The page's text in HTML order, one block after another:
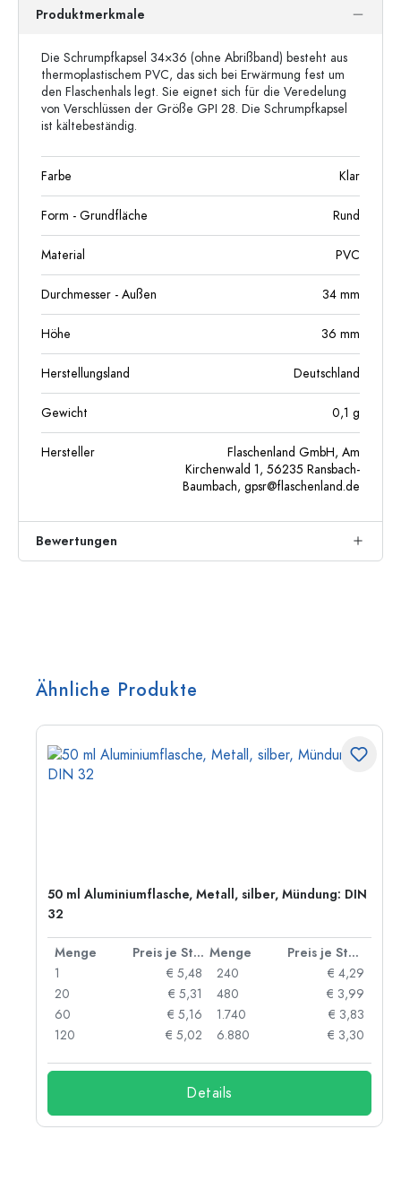
Produktmerkmale
Die Schrumpfkapsel 34×36 (ohne Abrißband) besteht aus
thermoplastischem PVC, das sich bei Erwärmung fest um
den Flaschenhals legt. Sie eignet sich für die Veredelung
von Verschlüssen der Größe GPI 28. Die Schrumpfkapsel
ist kältebeständig.
Farbe Klar
Form - Grundfläche Rund
Material PVC
Durchmesser - Außen 34 mm
Höhe 36 mm
Herstellungsland Deutschland
Gewicht 0,1 g
Hersteller
Flaschenland GmbH, Am
Kirchenwald 1, 56235 Ransbach-
Baumbach, gpsr@flaschenland.de
Bewertungen
Ähnliche Produkte
50 ml Aluminiumflasche, Metall, silber, Mündung: DIN
32
Menge Preis je Stück Menge
Preis je Stück
1
€ 5,48
20
€ 5,31
60
€ 5,16
120
€ 5,02
240
€ 4,29
480
€ 3,99
1.740
€ 3,83
6.880
€ 3,30
Details